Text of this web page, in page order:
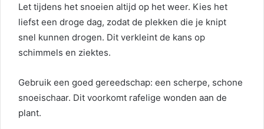
Let tijdens het snoeien altijd op het weer. Kies het
liefst een droge dag, zodat de plekken die je knipt
snel kunnen drogen. Dit verkleint de kans op
schimmels en ziektes.
Gebruik een goed gereedschap: een scherpe, schone
snoeischaar. Dit voorkomt rafelige wonden aan de
plant.